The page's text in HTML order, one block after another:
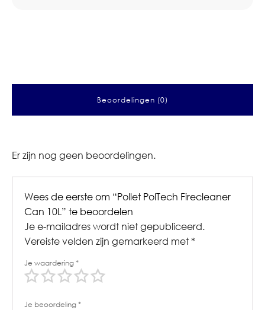
Beoordelingen (0)
Er zijn nog geen beoordelingen.
Wees de eerste om “Pollet PolTech Firecleaner
Can 10L” te beoordelen
Je e-mailadres wordt niet gepubliceerd.
Vereiste velden zijn gemarkeerd met *
Je waardering*
Je beoordeling*